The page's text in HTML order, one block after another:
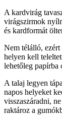
A kardvirág
virágszirmok
és kardformát
Nem télálló,
helyen kell
lehetőleg papírba
A talaj legyen
napos helyeket
visszaszáradni,
raktároz a